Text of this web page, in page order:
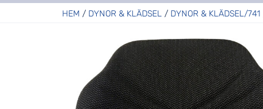
HEM / DYNOR & KLÄDSEL / DYNOR & KLÄDSEL/741